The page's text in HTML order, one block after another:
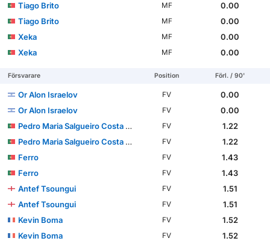
Tiago Brito
MF
0.00
Tiago Brito
MF
0.00
Xeka
MF
0.00
Xeka
MF 0.00
Försvarare Position Förl. / 90'
Or Alon Israelov FV
0.00
Or Alon Israelov
FV
0.00
Pedro Maria Salgueiro Costa Pessoa Carvalho
FV
1.22
Pedro Maria Salgueiro Costa Pessoa Carvalho
FV
1.22
Ferro
FV
1.43
Ferro
FV
1.43
Antef Tsoungui
FV
1.51
Antef Tsoungui
FV
1.51
Kevin Boma
FV
1.52
Kevin Boma
FV
1.52